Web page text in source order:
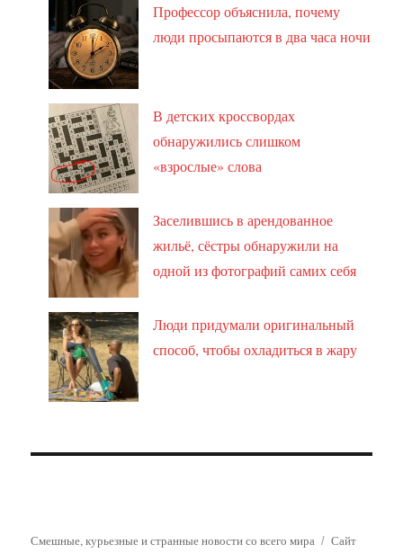
Профессор объяснила, почему
люди просыпаются в два часа ночи
В детских кроссвордах
обнаружились слишком
«взрослые» слова
Заселившись в арендованное
жильё, сёстры обнаружили на
одной из фотографий самих себя
Люди придумали оригинальный
способ, чтобы охладиться в жару
Смешные, курьезные и странные новости со всего мира
Сайт